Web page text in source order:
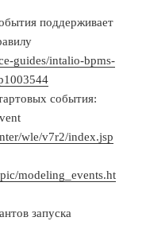
поддерживает
guides/intalio-bpms-
события:
wle/v7r2/index.jsp
modeling_events.ht
запуска